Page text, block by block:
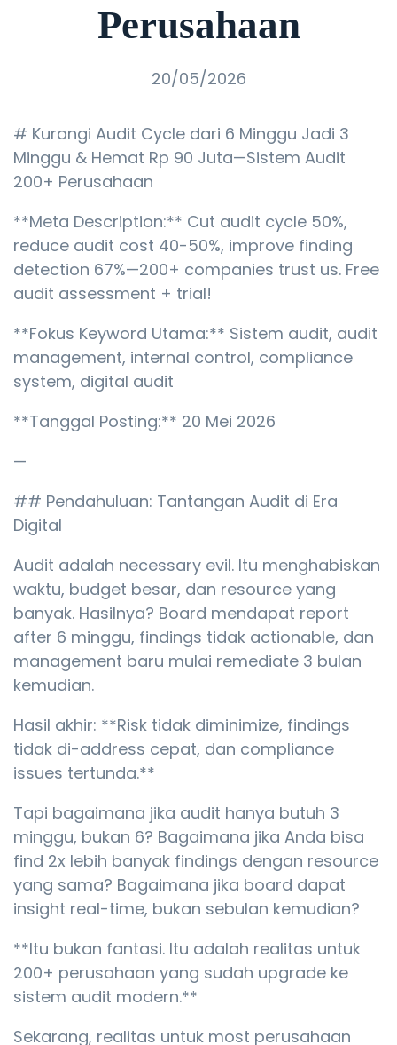
Perusahaan
20/05/2026
# Kurangi Audit Cycle dari 6 Minggu Jadi 3
Minggu & Hemat Rp 90 Juta—Sistem Audit
200+ Perusahaan
**Meta Description:** Cut audit cycle 50%,
reduce audit cost 40-50%, improve finding
detection 67%—200+ companies trust us. Free
audit assessment + trial!
**Fokus Keyword Utama:** Sistem audit, audit
management, internal control, compliance
system, digital audit
**Tanggal Posting:** 20 Mei 2026
—
## Pendahuluan: Tantangan Audit di Era
Digital
Audit adalah necessary evil. Itu menghabiskan
waktu, budget besar, dan resource yang
banyak. Hasilnya? Board mendapat report
after 6 minggu, findings tidak actionable, dan
management baru mulai remediate 3 bulan
kemudian.
Hasil akhir: **Risk tidak diminimize, findings
tidak di-address cepat, dan compliance
issues tertunda.**
Tapi bagaimana jika audit hanya butuh 3
minggu, bukan 6? Bagaimana jika Anda bisa
find 2x lebih banyak findings dengan resource
yang sama? Bagaimana jika board dapat
insight real-time, bukan sebulan kemudian?
**Itu bukan fantasi. Itu adalah realitas untuk
200+ perusahaan yang sudah upgrade ke
sistem audit modern.**
Sekarang, realitas untuk most perusahaan